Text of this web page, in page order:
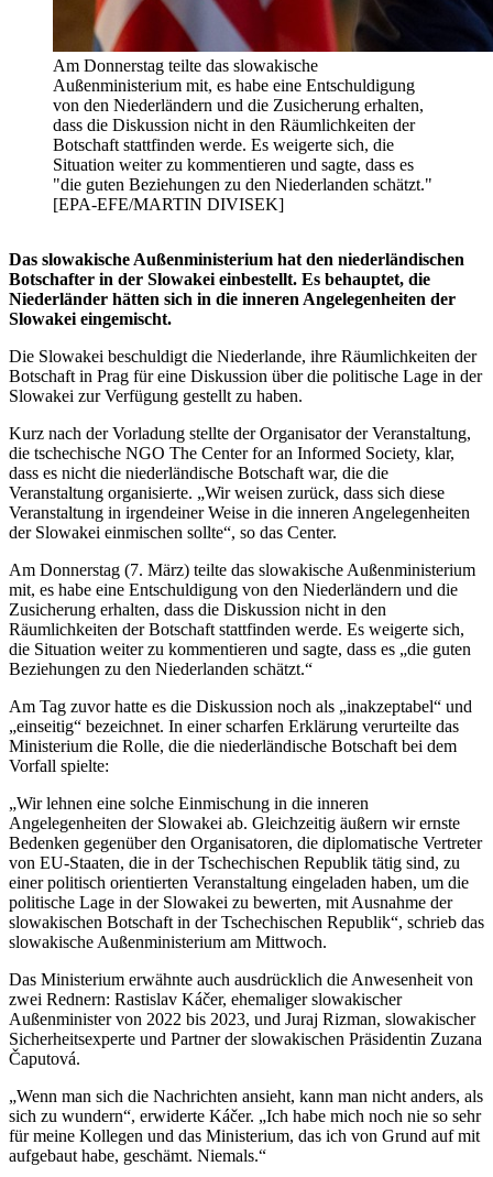
Am Donnerstag teilte das slowakische
Außenministerium mit, es habe eine Entschuldigung
von den Niederländern und die Zusicherung erhalten,
dass die Diskussion nicht in den Räumlichkeiten der
Botschaft stattfinden werde. Es weigerte sich, die
Situation weiter zu kommentieren und sagte, dass es
"die guten Beziehungen zu den Niederlanden schätzt."
[EPA-EFE/MARTIN DIVISEK]
Das slowakische Außenministerium hat den niederländischen
Botschafter in der Slowakei einbestellt. Es behauptet, die
Niederländer hätten sich in die inneren Angelegenheiten der
Slowakei eingemischt.
Die Slowakei beschuldigt die Niederlande, ihre Räumlichkeiten der
Botschaft in Prag für eine Diskussion über die politische Lage in der
Slowakei zur Verfügung gestellt zu haben.
Kurz nach der Vorladung stellte der Organisator der Veranstaltung,
die tschechische NGO The Center for an Informed Society, klar,
dass es nicht die niederländische Botschaft war, die die
Veranstaltung organisierte. „Wir weisen zurück, dass sich diese
Veranstaltung in irgendeiner Weise in die inneren Angelegenheiten
der Slowakei einmischen sollte“, so das Center.
Am Donnerstag (7. März) teilte das slowakische Außenministerium
mit, es habe eine Entschuldigung von den Niederländern und die
Zusicherung erhalten, dass die Diskussion nicht in den
Räumlichkeiten der Botschaft stattfinden werde. Es weigerte sich,
die Situation weiter zu kommentieren und sagte, dass es „die guten
Beziehungen zu den Niederlanden schätzt.“
Am Tag zuvor hatte es die Diskussion noch als „inakzeptabel“ und
„einseitig“ bezeichnet. In einer scharfen Erklärung verurteilte das
Ministerium die Rolle, die die niederländische Botschaft bei dem
Vorfall spielte:
„Wir lehnen eine solche Einmischung in die inneren
Angelegenheiten der Slowakei ab. Gleichzeitig äußern wir ernste
Bedenken gegenüber den Organisatoren, die diplomatische Vertreter
von EU-Staaten, die in der Tschechischen Republik tätig sind, zu
einer politisch orientierten Veranstaltung eingeladen haben, um die
politische Lage in der Slowakei zu bewerten, mit Ausnahme der
slowakischen Botschaft in der Tschechischen Republik“, schrieb das
slowakische Außenministerium am Mittwoch.
Das Ministerium erwähnte auch ausdrücklich die Anwesenheit von
zwei Rednern: Rastislav Káčer, ehemaliger slowakischer
Außenminister von 2022 bis 2023, und Juraj Rizman, slowakischer
Sicherheitsexperte und Partner der slowakischen Präsidentin Zuzana
Čaputová.
„Wenn man sich die Nachrichten ansieht, kann man nicht anders, als
sich zu wundern“, erwiderte Káčer. „Ich habe mich noch nie so sehr
für meine Kollegen und das Ministerium, das ich von Grund auf mit
aufgebaut habe, geschämt. Niemals.“